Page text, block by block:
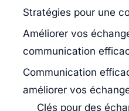
Stratégies pour une
Améliorer vos
communication
Communication
améliorer vos
Clés pour des